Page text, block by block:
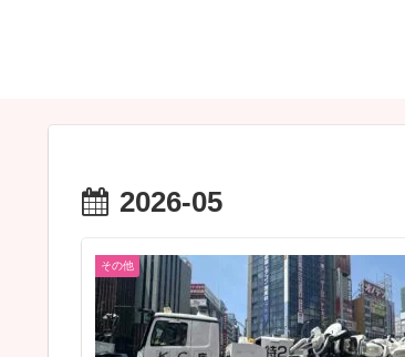
2026-05
その他